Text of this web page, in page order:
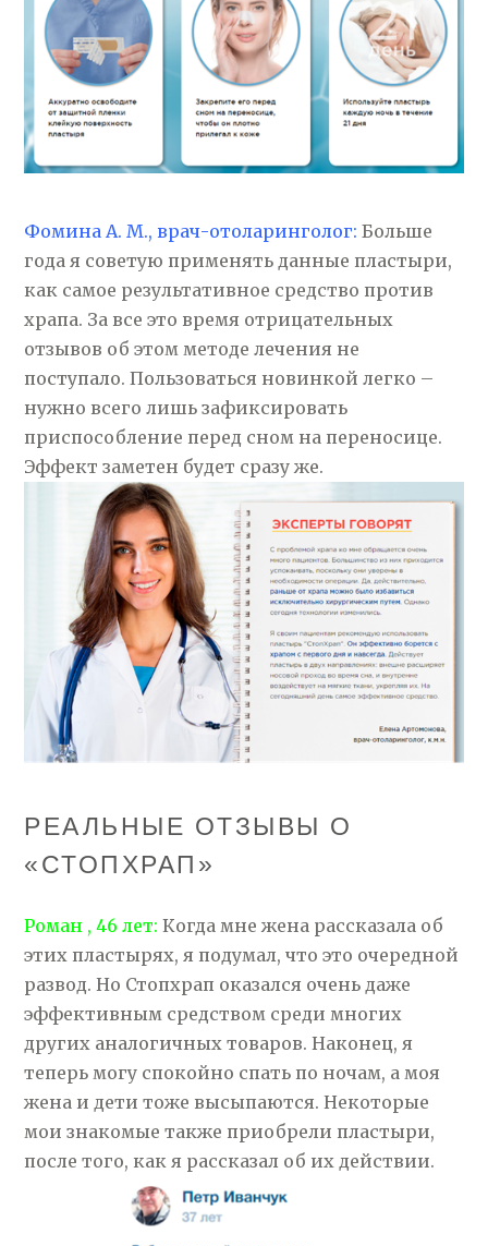
Фомина А. М., врач-отоларинголог: Больше
года я советую применять данные пластыри,
как самое результативное средство против
храпа. За все это время отрицательных
отзывов об этом методе лечения не
поступало. Пользоваться новинкой легко –
нужно всего лишь зафиксировать
приспособление перед сном на переносице.
Эффект заметен будет сразу же.
РЕАЛЬНЫЕ ОТЗЫВЫ О
«СТОПХРАП»
Роман , 46 лет: Когда мне жена рассказала об
этих пластырях, я подумал, что это очередной
развод. Но Стопхрап оказался очень даже
эффективным средством среди многих
других аналогичных товаров. Наконец, я
теперь могу спокойно спать по ночам, а моя
жена и дети тоже высыпаются. Некоторые
мои знакомые также приобрели пластыри,
после того, как я рассказал об их действии.